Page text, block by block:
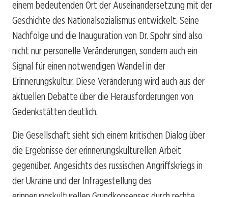
einem bedeutenden Ort der Auseinandersetzung mit der
Geschichte des Nationalsozialismus entwickelt. Seine
Nachfolge und die Inauguration von Dr. Spohr sind also
nicht nur personelle Veränderungen, sondern auch ein
Signal für einen notwendigen Wandel in der
Erinnerungskultur. Diese Veränderung wird auch aus der
aktuellen Debatte über die Herausforderungen von
Gedenkstätten deutlich.
Die Gesellschaft sieht sich einem kritischen Dialog über
die Ergebnisse der erinnerungskulturellen Arbeit
gegenüber. Angesichts des russischen Angriffskriegs in
der Ukraine und der Infragestellung des